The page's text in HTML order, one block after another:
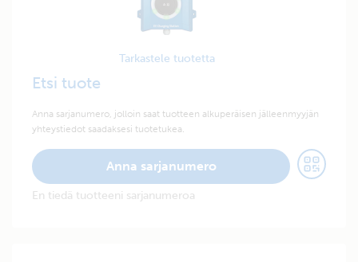
Tarkastele tuotetta
Etsi tuote
Anna sarjanumero, jolloin saat tuotteen alkuperäisen jälleenmyyjän
yhteystiedot saadaksesi tuotetukea.
Anna sarjanumero
En tiedä tuotteeni sarjanumeroa